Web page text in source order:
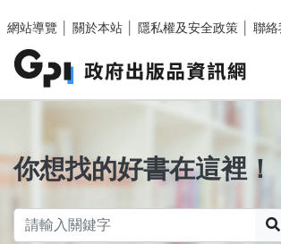
網站導覽
關於本站 隱私權及安全政策 聯絡
你想找的好書在這裡！